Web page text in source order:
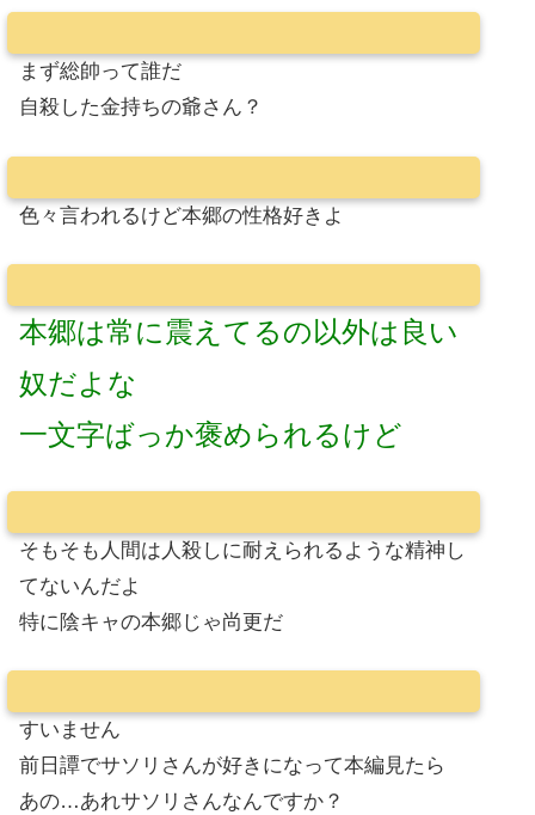
まず総帥って誰だ
自殺した金持ちの爺さん？
色々言われるけど本郷の性格好きよ
本郷は常に震えてるの以外は良い
奴だよな
一文字ばっか褒められるけど
そもそも人間は人殺しに耐えられるような精神し
てないんだよ
特に陰キャの本郷じゃ尚更だ
すいません
前日譚でサソリさんが好きになって本編見たら
あの…あれサソリさんなんですか？